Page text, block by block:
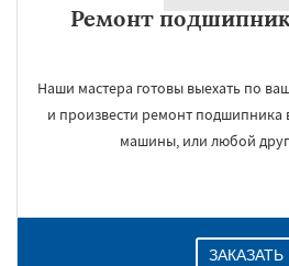
Ремонт
Наши мастера готовы выехать по
и произвести ремонт подшипника
машины, или любой
ЗАКАЗАТЬ